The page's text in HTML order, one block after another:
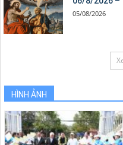
05/08/2026
HÌNH ẢNH